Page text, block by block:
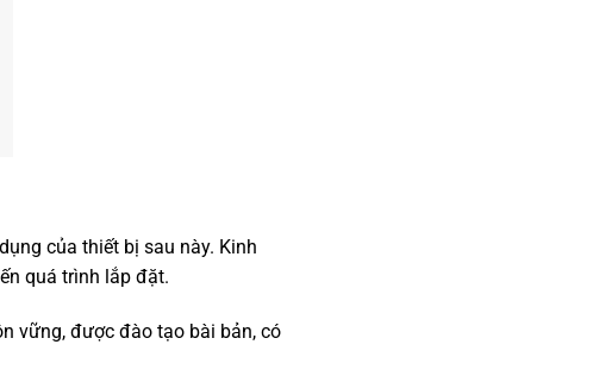
của thiết bị sau này. Kinh
quá trình lắp đặt.
vững, được đào tạo bài bản, có